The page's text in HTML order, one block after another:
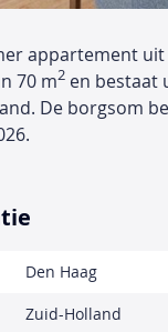
appartement
70 m2 en bestaat
De borgsom
Den Haag
Zuid-Holland